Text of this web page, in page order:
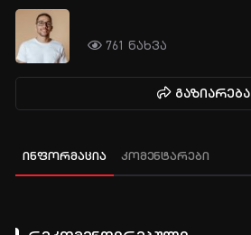
761 ნახვა
გაზიარება
ინფორმაცია კომენტარები